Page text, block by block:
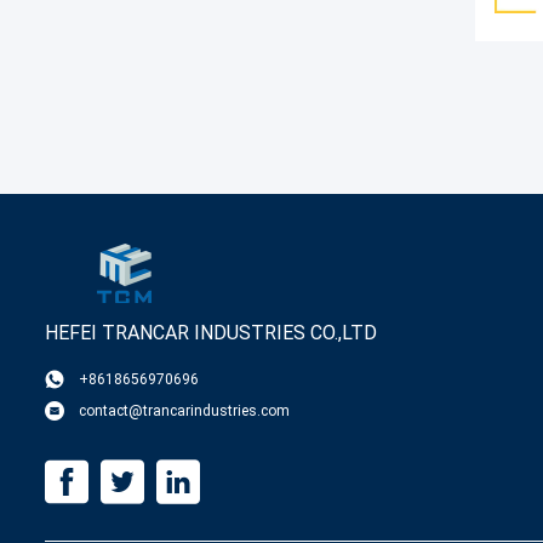
HEFEI TRANCAR INDUSTRIES CO.,LTD
+8618656970696
contact@trancarindustries.com